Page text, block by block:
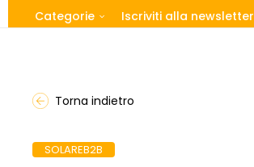
Categorie Iscriviti alla newsletter
Torna indietro
SOLAREB2B